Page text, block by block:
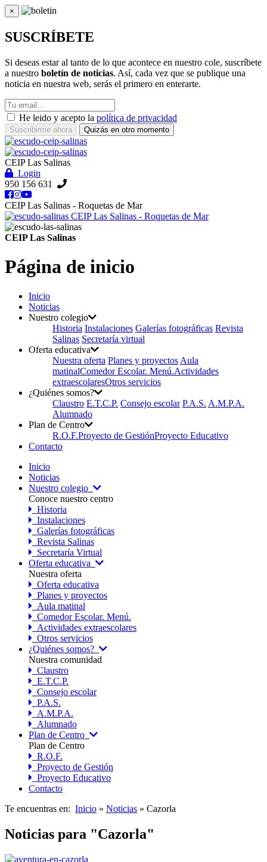
×
Cerrar
SUSCRÍBETE
Si deseas estar al tanto de lo que acontece en nuestro cole, suscríbete
a nuestro boletín de noticias. Así, cada vez que se publique una
noticia en nuestra web, serás el primero en enterarte.
He leido y acepto la política de privacidad
Suscribirme ahora Quizás en otro momento
CEIP Las Salinas
Login
950 156 631
CEIP Las Salinas - Roquetas de Mar
CEIP Las Salinas - Roquetas de Mar
CEIP Las Salinas
Página de inicio
Inicio
Noticias
Nuestro colegio
Historia Instalaciones Galerías fotográficas Revista
Salinas Secretaría virtual
Oferta educativa
Nuestra oferta Planes y proyectos Aula
matinalComedor Escolar. Menú.Actividades
extraescolaresOtros servicios
¿Quiénes somos?
Claustro E.T.C.P. Consejo escolar P.A.S. A.M.P.A.
Alumnado
Plan de Centro
R.O.F.Proyecto de GestiónProyecto Educativo
Contacto
Inicio
Noticias
Nuestro colegio
Conoce nuestro centro
Historia
Instalaciones
Galerías fotográficas
Revista Salinas
Secretaría Virtual
Oferta educativa
Nuestra oferta
Oferta educativa
Planes y proyectos
Aula matinal
Comedor Escolar. Menú.
Actividades extraescolares
Otros servicios
¿Quiénes somos?
Nuestra comunidad
Claustro
E.T.C.P.
Consejo escolar
P.A.S.
A.M.P.A.
Alumnado
Plan de Centro
Plan de Centro
R.O.F.
Proyecto de Gestión
Proyecto Educativo
Contacto
Te encuentras en: Inicio » Noticias » Cazorla
Noticias para "Cazorla"